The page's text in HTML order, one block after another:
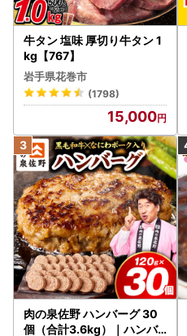
牛タン 塩味 厚切り牛タン 1
kg【767】
岩手県花巻市
(1798)
15,000
肉の泉佐野 ハンバーグ 30
個（合計3.6kg）｜ハンバ